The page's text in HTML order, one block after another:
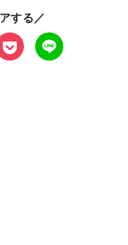
する／